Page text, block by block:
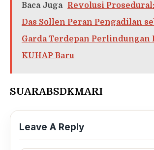
Baca Juga
Revolusi
Das Sollen Peran Pengadilan
Garda Terdepan Perlindungan
KUHAP Baru
SUARABSDKMARI
Leave A Reply